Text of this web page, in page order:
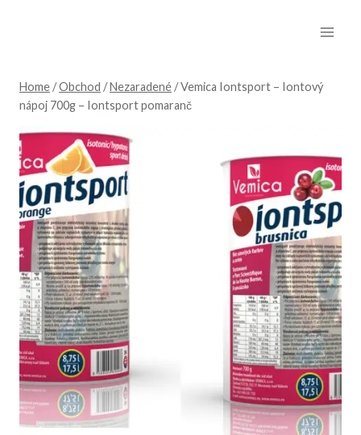
Home /Obchod /Nezaradené /Vemica Iontsport – Iontový
nápoj 700g – Iontsport pomaranč